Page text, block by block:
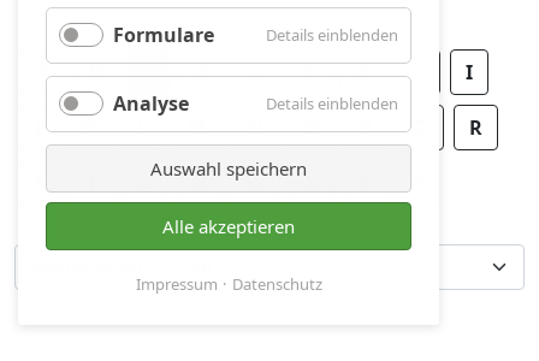
Formulare Details einblenden
Formulare
Analyse Details einblenden
Analyse
Auswahl speichern
Alle akzeptieren
Impressum Datenschutz
A B C D E F G I
K L M N O P R
U V W